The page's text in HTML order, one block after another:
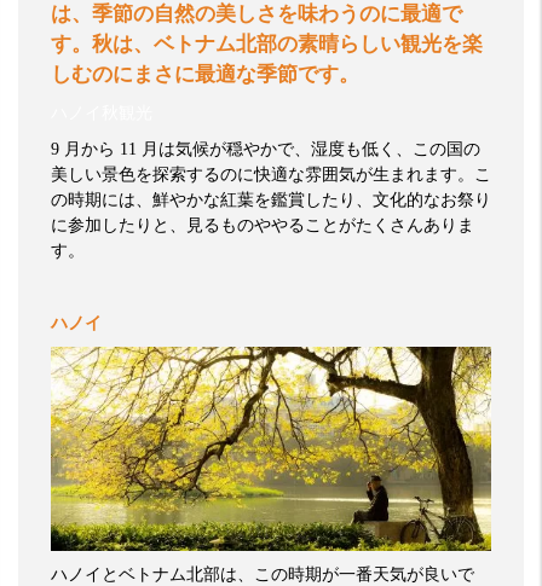
は、季節の自然の美しさを味わうのに最適で
す。秋は、ベトナム北部の素晴らしい観光を楽
しむのにまさに最適な季節です。
9 月から 11 月は気候が穏やかで、湿度も低く、この国の
美しい景色を探索するのに快適な雰囲気が生まれます。こ
の時期には、鮮やかな紅葉を鑑賞したり、文化的なお祭り
に参加したりと、見るものややることがたくさんありま
す。
ハノイ
ハノイとベトナム北部は、この時期が一番天気が良いで